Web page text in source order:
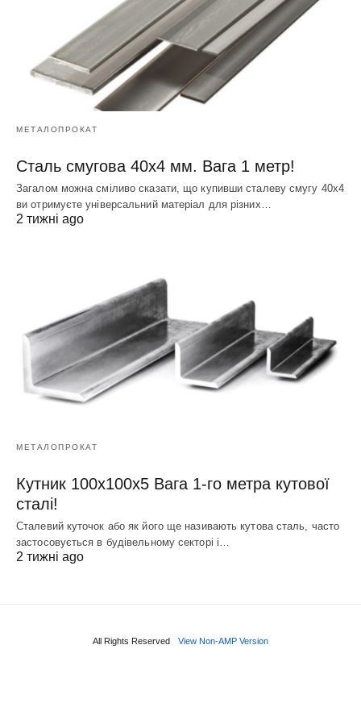
МЕТАЛОПРОКАТ
Сталь смугова 40х4 мм. Вага 1 метр!
Загалом можна сміливо сказати, що купивши сталеву смугу 40х4
ви отримуєте універсальний матеріал для різних…
2 тижні ago
МЕТАЛОПРОКАТ
Кутник 100х100х5 Вага 1-го метра кутової
сталі!
Сталевий куточок або як його ще називають кутова сталь, часто
застосовується в будівельному секторі і…
2 тижні ago
All Rights Reserved View Non-AMP Version